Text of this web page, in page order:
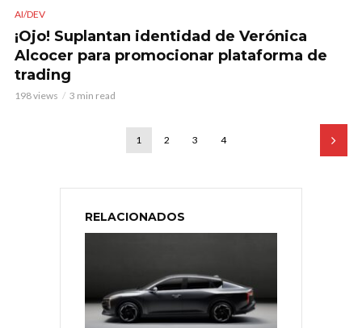
AI/DEV
¡Ojo! Suplantan identidad de Verónica
Alcocer para promocionar plataforma de
trading
198 views 3 min read
1 2 3 4
RELACIONADOS